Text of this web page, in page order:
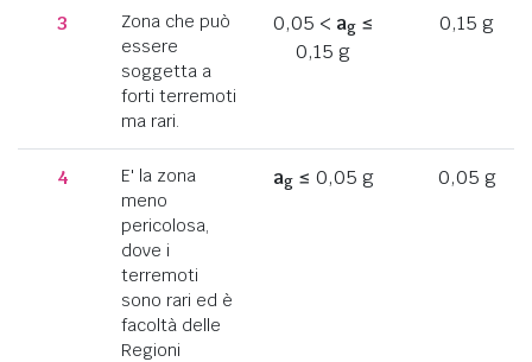
3
Zona che può
essere
soggetta a
forti terremoti
ma rari.
0,05 < ag≤
0,15 g
0,15 g
4
E' la zona
meno
pericolosa,
dove i
terremoti
sono rari ed è
facoltà delle
Regioni
ag≤ 0,05 g 0,05 g